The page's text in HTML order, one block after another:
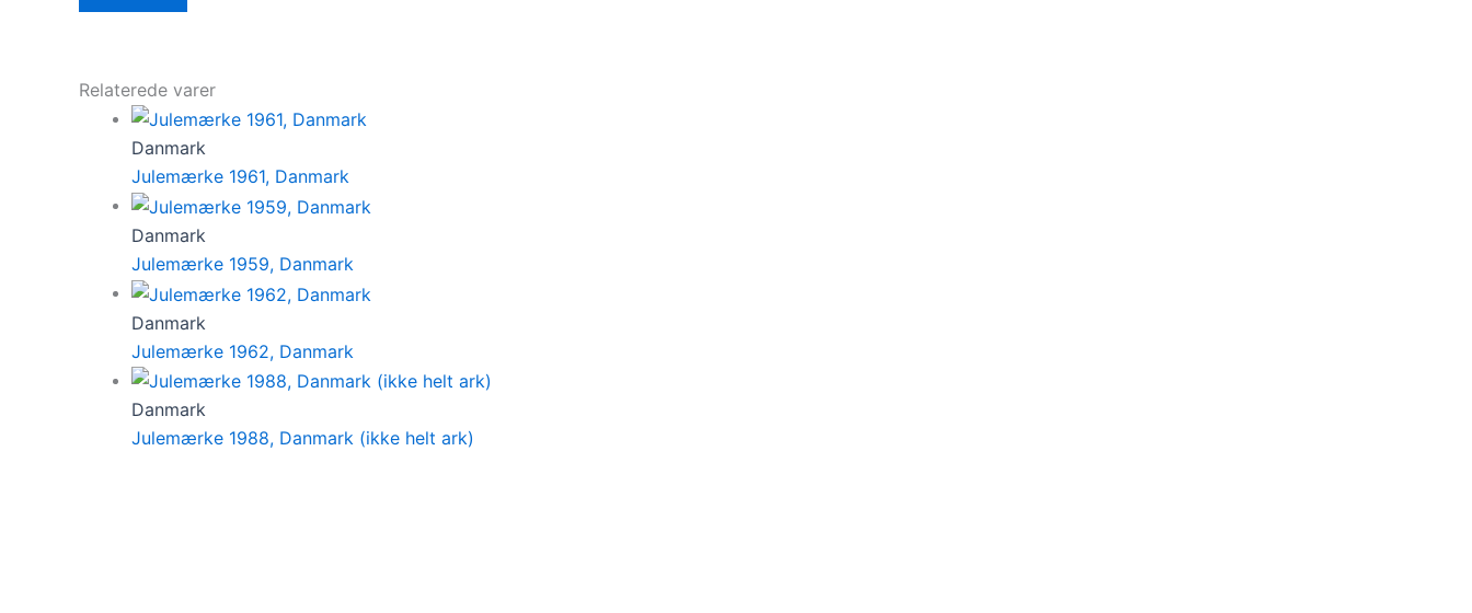
Relaterede varer
Danmark
Julemærke 1961, Danmark
Danmark
Julemærke 1959, Danmark
Danmark
Julemærke 1962, Danmark
Danmark
Julemærke 1988, Danmark (ikke helt ark)